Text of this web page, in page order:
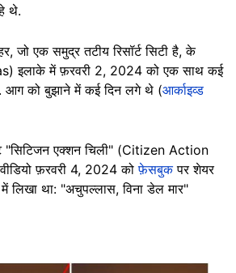
थे.
जो एक समुद्र तटीय रिसॉर्ट सिटी है, के
इलाके में फ़रवरी 2, 2024 को एक साथ कई
आग को बुझाने में कई दिन लगे थे (आर्काइव्ड
"सिटिजन एक्शन चिली" (Citizen Action
फ़रवरी 4, 2024 कोफ़ेसबुकपर शेयर
लिखा था: "अचुपल्लास, विना डेल मार"